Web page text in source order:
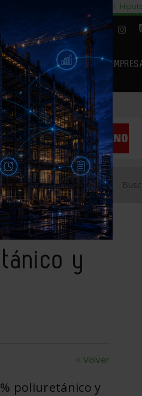
29% cambiar al alquiler temporal
AGENDA ARTÍCULOS
y
< Volver
poliuretánico y